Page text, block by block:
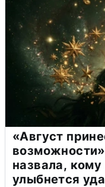
«Август
назвала, кому
улыбнется